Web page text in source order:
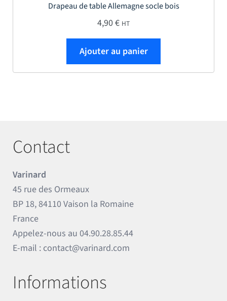
Drapeau de table Allemagne socle bois
4,90€ HT
Ajouter au panier
Contact
Varinard
45 rue des Ormeaux
BP 18, 84110 Vaison la Romaine
France
Appelez-nous au04.90.28.85.44
E-mail : contact@varinard.com
Informations